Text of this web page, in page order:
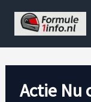
Actie Nu